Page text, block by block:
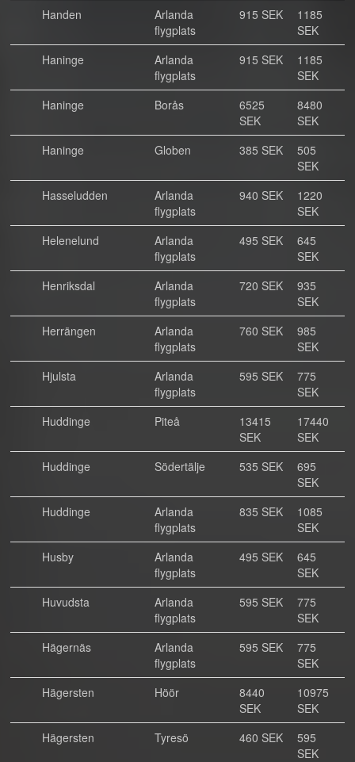
Handen
Arlanda
flygplats
915 SEK
1185
SEK
Haninge
Arlanda
flygplats
915 SEK
1185
SEK
Haninge
Borås
6525
SEK
8480
SEK
Haninge
Globen 385 SEK
505
SEK
Hasseludden
Arlanda
flygplats
940 SEK
1220
SEK
Helenelund
Arlanda
flygplats
495 SEK
645
SEK
Henriksdal
Arlanda
flygplats
720 SEK
935
SEK
Herrängen
Arlanda
flygplats
760 SEK
985
SEK
Hjulsta
Arlanda
flygplats
595 SEK
775
SEK
Huddinge
Piteå
13415
SEK
17440
SEK
Huddinge
Södertälje 535 SEK
695
SEK
Huddinge
Arlanda
flygplats
835 SEK
1085
SEK
Husby
Arlanda
flygplats
495 SEK
645
SEK
Huvudsta
Arlanda
flygplats
595 SEK
775
SEK
Hägernäs
Arlanda
flygplats
595 SEK
775
SEK
Hägersten
Höör
8440
SEK
10975
SEK
Hägersten
Tyresö 460 SEK
595
SEK